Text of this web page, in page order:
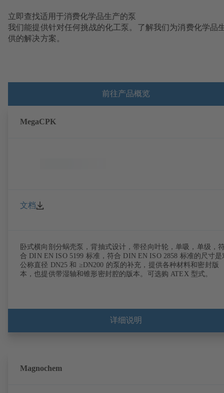
立即查找适用于消费化学品生产的泵
我们能提供针对任何挑战的化工泵。了解我们为消费化学品
供的解决方案。
前往产品概览
MegaCPK
文档
卧式横向剖分蜗壳泵，背抽式设计，带径向叶轮，单吸，单级，
合 DIN EN ISO 5199 标准，符合 DIN EN ISO 2858 标准的尺寸是
公称直径 DN25 和 ≥DN200 的泵的补充，提供各种材料和密封版
本，也提供带湿轴和锥形密封腔的版本。可选购 ATEX 型式。
详细说明
Magnochem